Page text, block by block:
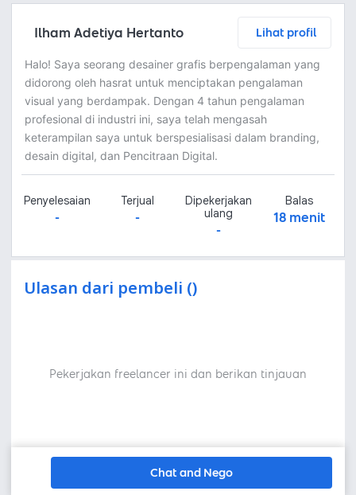
Ilham Adetiya Hertanto Lihat profil
Halo! Saya seorang desainer grafis berpengalaman yang
didorong oleh hasrat untuk menciptakan pengalaman
visual yang berdampak. Dengan 4 tahun pengalaman
profesional di industri ini, saya telah mengasah
keterampilan saya untuk berspesialisasi dalam branding,
desain digital, dan Pencitraan Digital.
Penyelesaian
-
Terjual
-
Dipekerjakan
ulang
-
Balas
18 menit
Ulasan dari pembeli ()
Pekerjakan freelancer ini dan berikan tinjauan
Chat and Nego